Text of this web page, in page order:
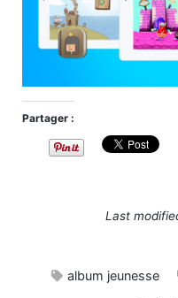
Partager :
Last
album jeunesse